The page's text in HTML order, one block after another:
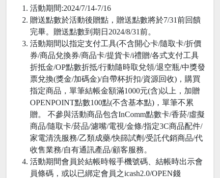
活動期間:2024/7/14-7/16
贈送點數於活動後贈點，贈送點數將於7/31前回饋
完畢。贈送點數到期日2024/8/31前。
活動期間以指定支付工具(不含開心卡/隨取卡/折價
券/商品兌換券/商品卡/提貨卡/i禮贈/各式支付工具
折抵金/OP點數折抵/行動隨時取兌領/退空瓶/中獎發
票兌換(獎金/加碼金)/自帶杯折扣/資源回收)，購買
指定商品，單筆結帳金額滿1000元(含)以上，加贈
OPENPOINT點數100點(不含基本點)，單筆不累
贈。 不參與活動商品包含InComm點數卡/香菸/虛擬
商品/隨取卡/菸品/濾嘴/電視/金條/指定3C商品配件/
家電清洗服務/乙類成藥/快篩試劑/受託代銷商品/代
收售業務/自有通訊產品/顧客服務。
活動期間會員於結帳時報手機號碼、結帳時出示會
員條碼，或以已綁定會員之icash2.0/OPEN錢